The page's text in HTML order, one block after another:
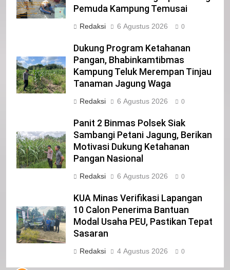
Pemuda Kampung Temusai
Redaksi 6 Agustus 2026 0
Dukung Program Ketahanan
Pangan, Bhabinkamtibmas
Kampung Teluk Merempan Tinjau
Tanaman Jagung Waga
Redaksi 6 Agustus 2026 0
Panit 2 Binmas Polsek Siak
Sambangi Petani Jagung, Berikan
Motivasi Dukung Ketahanan
Pangan Nasional
Redaksi 6 Agustus 2026 0
KUA Minas Verifikasi Lapangan
10 Calon Penerima Bantuan
Modal Usaha PEU, Pastikan Tepat
Sasaran
Redaksi 4 Agustus 2026 0
21
Iklan Pemerintah Kabupaten Siak
22
NORMAN SILITONGA CALEG DPRD
PROVINSI DKI JAKARTA
23
NURGARAHA HARPAL NOVTEN, SH
CALON ANGGOTA DPRD PROVINSI
DKI JAKARTA
IKLAN
1
Pimpinan Beserta Anggota DPRD
Kabupaten Siak Mengucapkan
IKLAN